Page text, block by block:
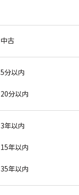
中古
5分以内
20分以内
3年以内
15年以内
35年以内